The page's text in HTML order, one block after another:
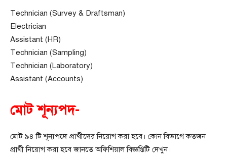
Technician (Survey & Draftsman)
Electrician
Assistant (HR)
Technician (Sampling)
Technician (Laboratory)
Assistant (Accounts)
মোট শূন্যপদ-
মোট ৯৪ টি শূন্যপদে প্রার্থীদের নিয়োগ করা হবে। কোন বিভাগে কতজন
প্রার্থী নিয়োগ করা হবে জানতে অফিশিয়াল বিজ্ঞপ্তিটি দেখুন।